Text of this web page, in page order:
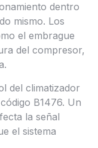
dentro
mismo. Los
el embrague
del compresor,
del climatizador
B1476. Un
la señal
el sistema